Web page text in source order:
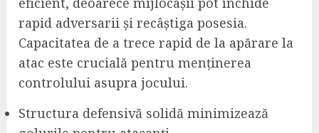
rapid adversarii și recâștiga posesia.
Capacitatea de a trece rapid de la apărare la
atac este crucială pentru menținerea
controlului asupra jocului.
Structura defensivă solidă minimizează